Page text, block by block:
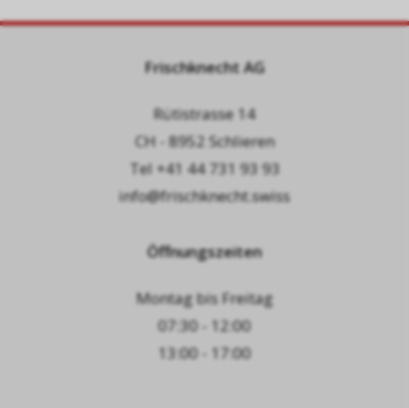
Frischknecht AG
Rütistrasse 14
CH - 8952 Schlieren
Tel +41 44 731 93 93
info@frischknecht.swiss
Öffnungszeiten
Montag bis Freitag
07:30 - 12:00
13:00 - 17:00